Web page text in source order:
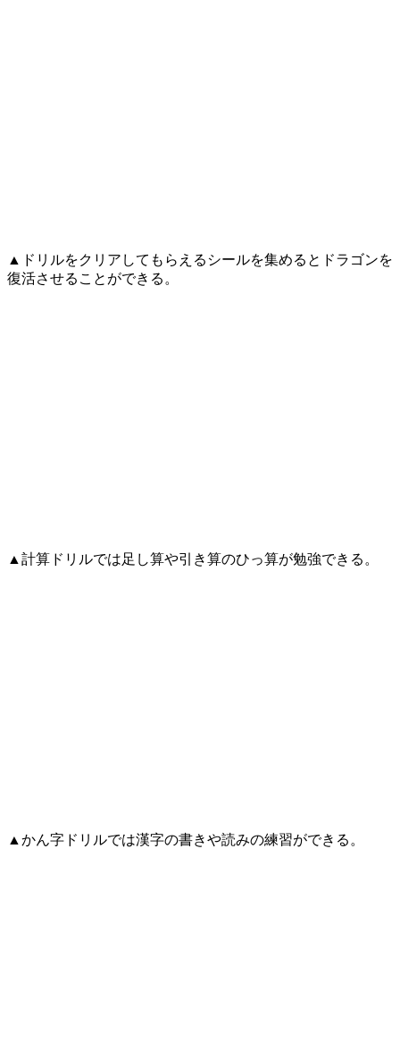
▲ドリルをクリアしてもらえるシールを集めるとドラゴンを
復活させることができる。
▲計算ドリルでは足し算や引き算のひっ算が勉強できる。
▲かん字ドリルでは漢字の書きや読みの練習ができる。